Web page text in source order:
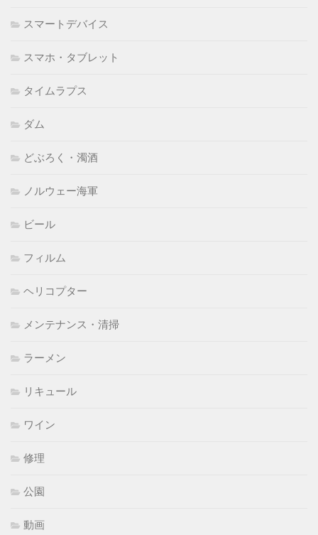
スマートデバイス
スマホ・タブレット
タイムラプス
ダム
どぶろく・濁酒
ノルウェー海軍
ビール
フィルム
ヘリコプター
メンテナンス・清掃
ラーメン
リキュール
ワイン
修理
公園
動画